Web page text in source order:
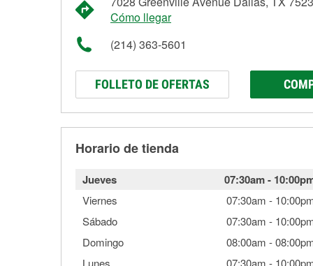
Cómo llegar
(214) 363-5601
FOLLETO DE OFERTAS
Horario de tienda
Jueves 07:30am-
Viernes 07:30am -
Sábado
07:30am -
Domingo
08:00am -
Lunes
07:30am -